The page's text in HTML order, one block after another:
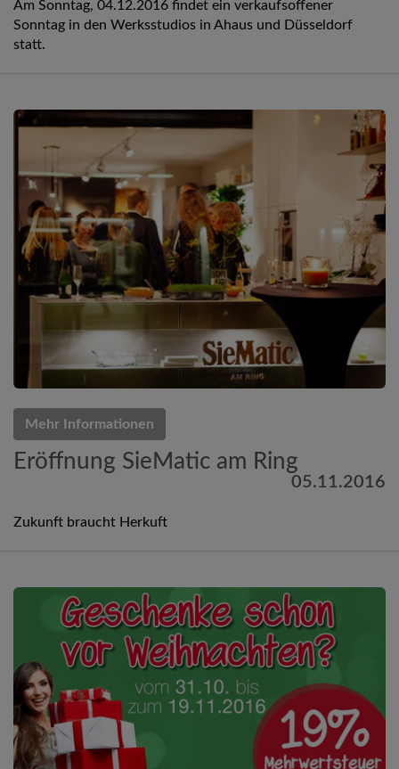
Am Sonntag, 04.12.2016 findet ein verkaufsoffener
Sonntag in den Werksstudios in Ahaus und Düsseldorf
statt.
Mehr Informationen
Eröffnung SieMatic am Ring
05.11.2016
Zukunft braucht Herkuft